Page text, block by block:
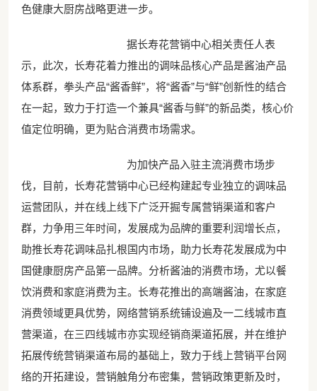
色健康大厨房战略更进一步。
据长寿花营销中心相关责任人表
示，此次，长寿花着力推出的调味品核心产品是酱油产品
体系群，拳头产品“酱香鲜”，将“酱香”与“鲜”创新性的结合
在一起，致力于打造一个兼具“酱香与鲜”的新品类，核心价
值定位明确，更为贴合消费市场需求。
为加快产品入驻主流消费市场步
伐，目前，长寿花营销中心已经构建起专业独立的调味品
运营团队，并在线上线下广泛开掘专属营销渠道和客户
群，力争用三年时间，发展成为品牌的重要利润增长点，
助推长寿花调味品扎根国内市场，助力长寿花发展成为中
国健康厨房产品第一品牌。分析酱油的消费市场，尤以餐
饮消费和家庭消费为主。长寿花推出的高端酱油，在家庭
消费领域更具优势，网络营销系统铺设遍及一二线城市直
营渠道，在三四线城市亦实现经销商渠道拓展，并在维护
拓展传统营销渠道布局的基础上，致力于线上营销平台网
络的开拓建设，营销触角分布密集，营销政策更新及时，